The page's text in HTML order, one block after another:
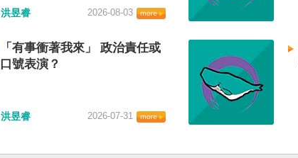
洪昱睿 2026-08-03
「有事衝著我來」 政治責任或
口號表演？
洪昱睿 2026-07-31